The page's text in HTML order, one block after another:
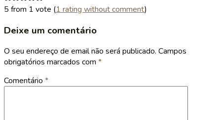
5 from 1 vote (1 rating without comment)
Deixe um comentário
O seu endereço de email não será publicado. Campos
obrigatórios marcados com *
Comentário *